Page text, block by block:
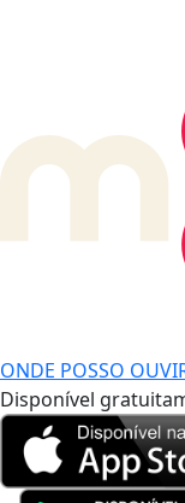
ONDE POSSO
Disponível